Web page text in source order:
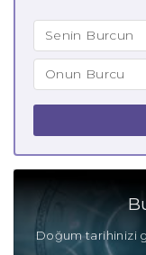
Doğum tarihinizi